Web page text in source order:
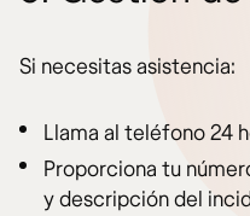
Si necesitas asistencia:
Llama al teléfono 24
Proporciona tu
y descripción del